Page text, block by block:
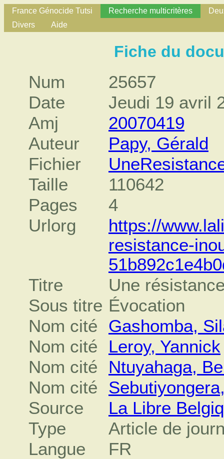
France Génocide Tutsi Recherche multicritères
Divers
Aide
Fiche du
Num
25657
Date
Jeudi 19 avril
Amj
20070419
Auteur
Papy, Gérald
Fichier
Taille
110642
Pages
4
Urlorg
https://
resistance-
Titre
Une
Sous titre Évocation
Nom cité
Gashomba,
Nom cité
Leroy, Yannick
Nom cité
Ntuyahaga,
Nom cité
Source
La Libre
Type
Article de
Langue
FR